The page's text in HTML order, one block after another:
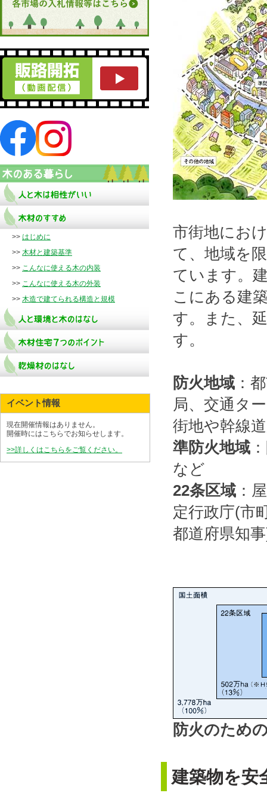
市街地にお
て、地域を
ています。
こにある建
す。また、
す。
防火地域 ：
局、交通タ
街地や幹線
準防火地域
など
22条区域 ：
定行政庁(市
都道府県知
防火のため
建築物を安
>> はじめに
>> 木材と建築基準
>> こんなに使える木の内装
>> こんなに使える木の外装
>> 木造で建てられる構造と規模
イベント情報
現在開催情報はありません。
開催時にはこちらでお知らせします。
>>詳しくはこちらをご覧ください。